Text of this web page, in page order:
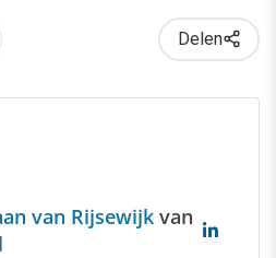
Delen
van Rijsewijk van